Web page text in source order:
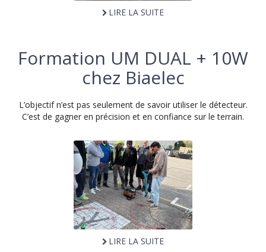
LIRE LA SUITE
Formation UM DUAL + 10W
chez Biaelec
L’objectif n’est pas seulement de savoir utiliser le détecteur.
C’est de gagner en précision et en confiance sur le terrain.
LIRE LA SUITE